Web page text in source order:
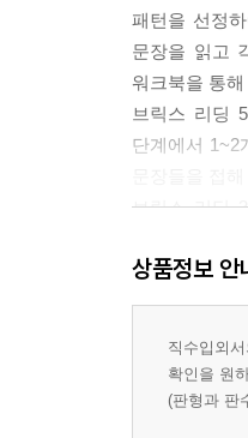
패턴을 선정
문장을 읽고
워크북을 통
브릭스 리딩
단계에서 1~2
브릭스 리딩
분석하면서
아니라 다양
체계적으로
리딩 200과
상품정보 안
직수입외
확인을 원
(판형과 판